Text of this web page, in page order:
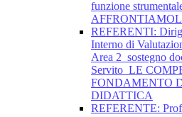
funzione
REFERENTI:
Interno di
Area 2_sostegno
Servito_LE
FONDAMENTO
DIDATTICA
REFERENTE: